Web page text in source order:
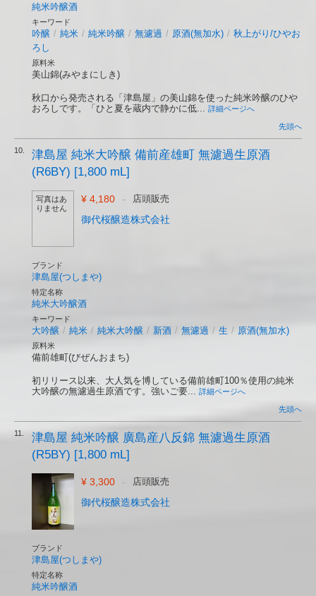
純米吟醸酒
キーワード
吟醸 / 純米 / 純米吟醸 / 無濾過 / 原酒(無加水) / 秋上がり/ひやお
ろし
原料米
美山錦(みやまにしき)
秋口から発売される「津島屋」の美山錦を使った純米吟醸のひや
おろしです。「ひと夏を蔵内で静かに低... 詳細ページへ
先頭へ
10.
津島屋 純米大吟醸 備前産雄町 無濾過生原酒
(R6BY) [1,800 mL]
写真はあ
りません
¥ 4,180 - 店頭販売
御代桜醸造株式会社
ブランド
津島屋(つしまや)
特定名称
純米大吟醸酒
キーワード
大吟醸 / 純米 / 純米大吟醸 / 新酒 / 無濾過 / 生 / 原酒(無加水)
原料米
備前雄町(びぜんおまち)
初リリース以来、大人気を博している備前雄町100％使用の純米
大吟醸の無濾過生原酒です。強いご要... 詳細ページへ
先頭へ
11.
津島屋 純米吟醸 廣島産八反錦 無濾過生原酒
(R5BY) [1,800 mL]
¥ 3,300 - 店頭販売
御代桜醸造株式会社
ブランド
津島屋(つしまや)
特定名称
純米吟醸酒